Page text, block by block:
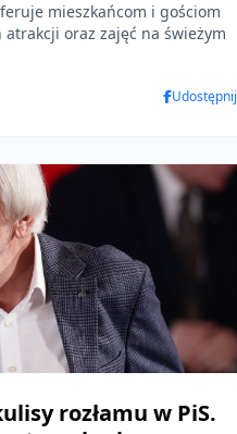
mieszkańcom i gościom
oraz zajęć na świeżym
Udostępnij
rozłamu w PiS.